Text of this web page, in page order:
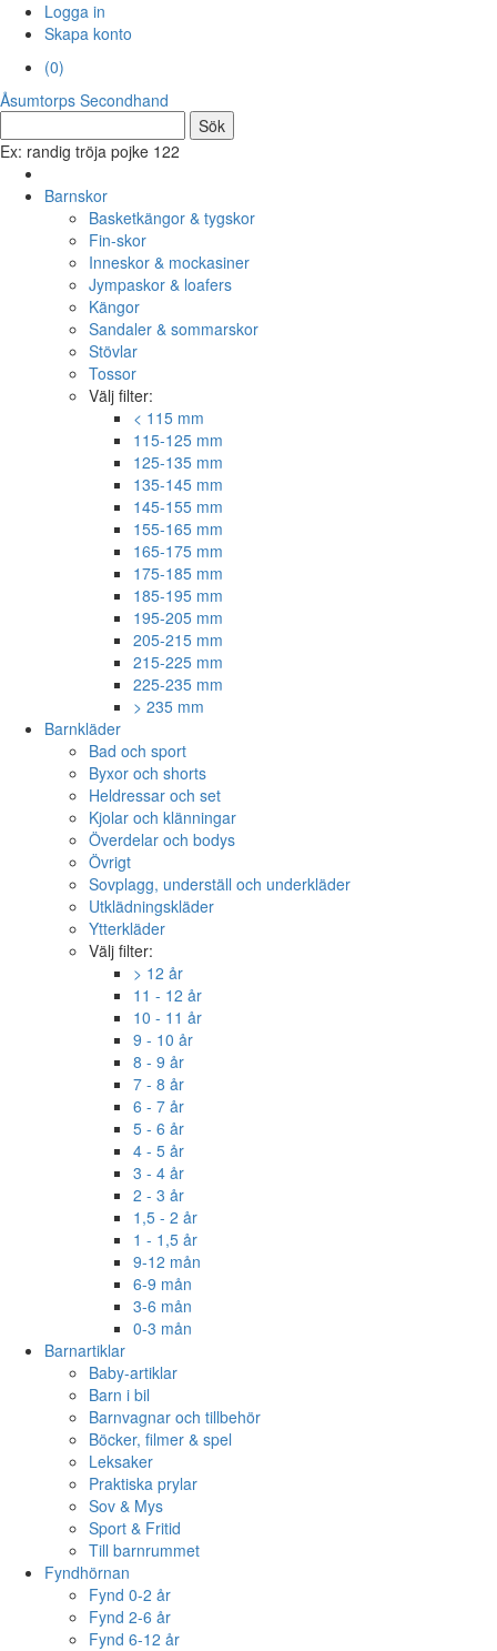
Logga in
Skapa konto
(0)
Åsumtorps Secondhand
Ex: randig tröja pojke 122
Barnskor
Basketkängor & tygskor
Fin-skor
Inneskor & mockasiner
Jympaskor & loafers
Kängor
Sandaler & sommarskor
Stövlar
Tossor
Välj filter:
< 115 mm
115-125 mm
125-135 mm
135-145 mm
145-155 mm
155-165 mm
165-175 mm
175-185 mm
185-195 mm
195-205 mm
205-215 mm
215-225 mm
225-235 mm
> 235 mm
Barnkläder
Bad och sport
Byxor och shorts
Heldressar och set
Kjolar och klänningar
Överdelar och bodys
Övrigt
Sovplagg, underställ och underkläder
Utklädningskläder
Ytterkläder
Välj filter:
> 12 år
11 - 12 år
10 - 11 år
9 - 10 år
8 - 9 år
7 - 8 år
6 - 7 år
5 - 6 år
4 - 5 år
3 - 4 år
2 - 3 år
1,5 - 2 år
1 - 1,5 år
9-12 mån
6-9 mån
3-6 mån
0-3 mån
Barnartiklar
Baby-artiklar
Barn i bil
Barnvagnar och tillbehör
Böcker, filmer & spel
Leksaker
Praktiska prylar
Sov & Mys
Sport & Fritid
Till barnrummet
Fyndhörnan
Fynd 0-2 år
Fynd 2-6 år
Fynd 6-12 år